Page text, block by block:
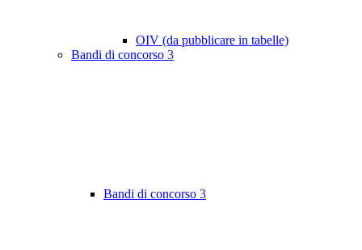
OIV (da pubblicare in tabelle)
Bandi di concorso 3
Bandi di concorso 3